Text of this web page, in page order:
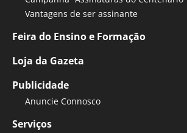
Vantagens de ser assinante
Feira do Ensino e Formação
Loja da Gazeta
Publicidade
Anuncie Connosco
Serviços